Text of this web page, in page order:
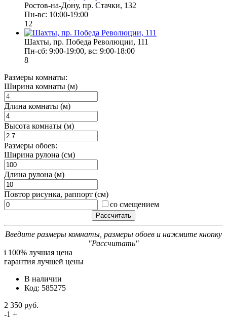
Ростов-на-Дону, пр. Стачки, 132
Пн-вс: 10:00-19:00
12
Шахты, пр. Победа Революции, 111
Пн-сб: 9:00-19:00, вс: 9:00-18:00
8
Размеры комнаты:
Ширина комнаты (м)
Длина комнаты (м)
Высота комнаты (м)
Размеры обоев:
Ширина рулона (см)
Длина рулона (м)
Повтор рисунка, раппорт (см)
со смещением
Введите размеры комнаты, размеры обоев и нажмите кнопку
"Рассчитать"
i 100% лучшая цена
гарантия лучшей цены
В наличии
Код: 585275
2 350 руб.
-1 +